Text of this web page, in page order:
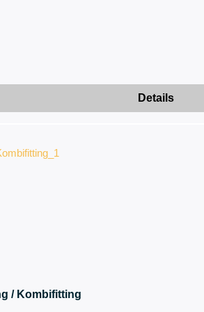
Details
/ Kombifitting